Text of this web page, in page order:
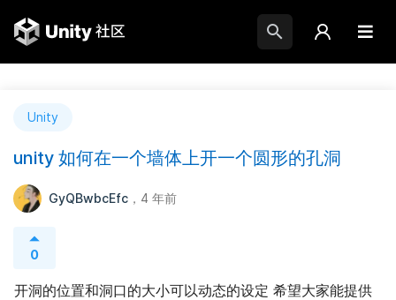
Unity
unity 如何在一个墙体上开一个圆形的孔洞
GyQBwbcEfc ，4 年前
0
开洞的位置和洞口的大小可以动态的设定 希望大家能提供